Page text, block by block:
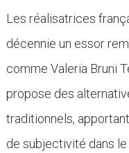
Les réalisatrices
décennie un essor
comme Valeria Bruni
propose des
traditionnels,
de subjectivité dans